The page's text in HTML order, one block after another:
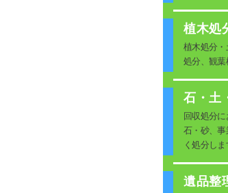
植木処
植木処分
処分、観
石・土
回収処分
石・砂、事
く処分しま
遺品整